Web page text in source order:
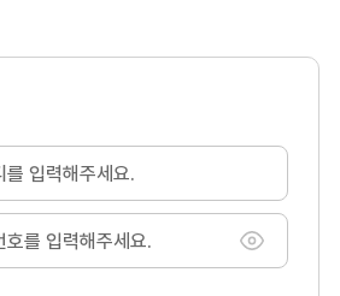
비밀번호